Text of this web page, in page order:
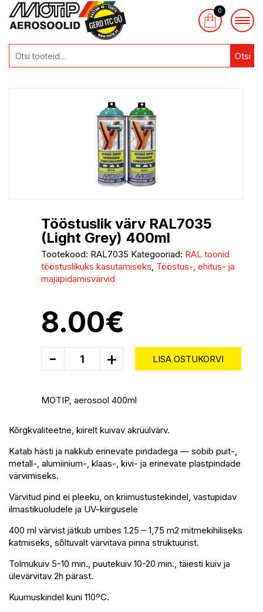
Otsi
0
Tööstuslik värv RAL7035
(Light Grey) 400ml
Tootekood: RAL7035 Kategooriad: RAL toonid
tööstuslikuks kasutamiseks, Tööstus-, ehitus- ja
majapidamisvärvid
8.00€
- + LISA OSTUKORVI
MOTIP, aerosool 400ml
Kõrgkvaliteetne, kiirelt kuivav akrüülvärv.
Katab hästi ja nakkub erinevate pindadega — sobib puit-,
metall-, alumiinium-, klaas-, kivi- ja erinevate plastpindade
värvimiseks.
Värvitud pind ei pleeku, on kriimustustekindel, vastupidav
ilmastikuoludele ja UV-kiirgusele
400 ml värvist jätkub umbes 1.25 – 1,75 m2 mitmekihiliseks
katmiseks, sõltuvalt värvitava pinna struktuurist.
Tolmukuiv 5-10 min., puutekuiv 10-20 min., täiesti kuiv ja
ülevärvitav 2h pärast.
Kuumuskindel kuni 110ºC.